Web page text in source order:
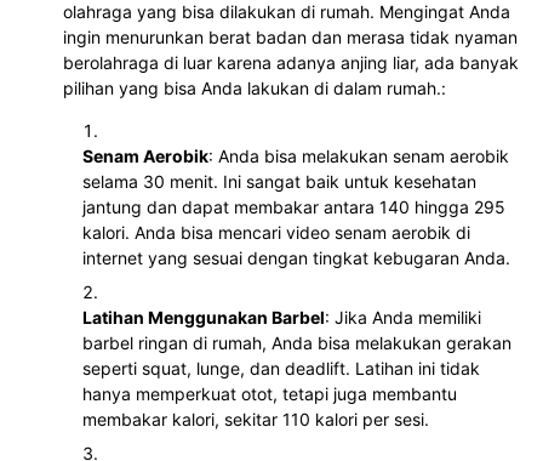
olahraga yang bisa dilakukan di rumah. Mengingat Anda
ingin menurunkan berat badan dan merasa tidak nyaman
berolahraga di luar karena adanya anjing liar, ada banyak
pilihan yang bisa Anda lakukan di dalam rumah.:
Senam Aerobik: Anda bisa melakukan senam aerobik
selama 30 menit. Ini sangat baik untuk kesehatan
jantung dan dapat membakar antara 140 hingga 295
kalori. Anda bisa mencari video senam aerobik di
internet yang sesuai dengan tingkat kebugaran Anda.
Latihan Menggunakan Barbel: Jika Anda memiliki
barbel ringan di rumah, Anda bisa melakukan gerakan
seperti squat, lunge, dan deadlift. Latihan ini tidak
hanya memperkuat otot, tetapi juga membantu
membakar kalori, sekitar 110 kalori per sesi.